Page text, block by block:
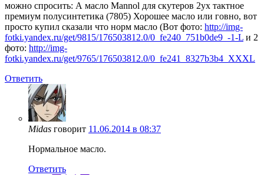
можно спросить: А масло Mannol для скутеров 2ух тактное
премиум полусинтетика (7805) Хорошее масло или говно, вот
просто купил сказали что норм масло (Вот фото: http://img-
fotki.yandex.ru/get/9815/176503812.0/0_fe240_751b0de9_-1-L и 2
фото: http://img-
fotki.yandex.ru/get/9765/176503812.0/0_fe241_8327b3b4_XXXL
Ответить
Midas говорит 11.06.2014 в 08:37
Нормальное масло.
Ответить